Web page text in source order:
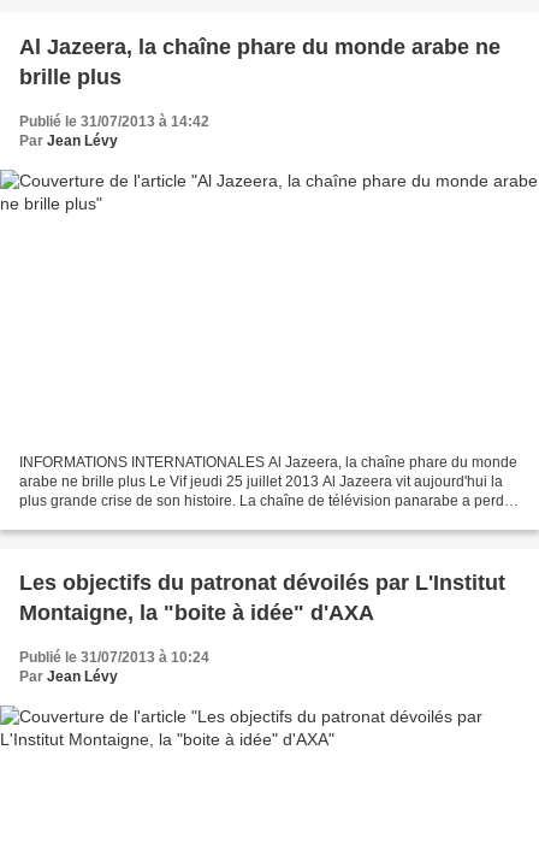
Al Jazeera, la chaîne phare du monde arabe ne
brille plus
Publié le 31/07/2013 à 14:42
Par Jean Lévy
INFORMATIONS INTERNATIONALES Al Jazeera, la chaîne phare du monde
arabe ne brille plus Le Vif jeudi 25 juillet 2013 Al Jazeera vit aujourd'hui la
plus grande crise de son histoire. La chaîne de télévision panarabe a perdu
Les objectifs du patronat dévoilés par L'Institut
Montaigne, la "boite à idée" d'AXA
Publié le 31/07/2013 à 10:24
Par Jean Lévy